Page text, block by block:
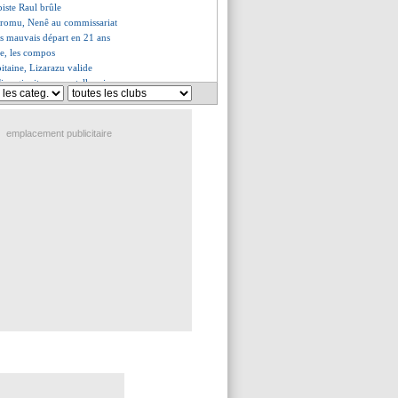
Raul brûle
Nenê au commissariat
mauvais départ en 21 ans
les compos
Lizarazu valide
pas une telle crise
une montée en puissance
pas remplacé
emplacement publicitaire